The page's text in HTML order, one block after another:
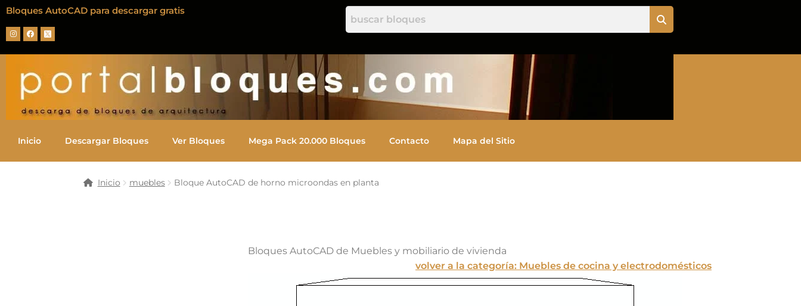
Bloques AutoCAD para descargar gratis
Inicio Descargar Bloques Ver Bloques Mega Pack 20.000 Bloques Contacto Mapa del Sitio
Inicio muebles Bloque AutoCAD de horno microondas en planta
Bloques AutoCAD de Muebles y mobiliario de vivienda
volver a la categoría: Muebles de cocina y electrodomésticos